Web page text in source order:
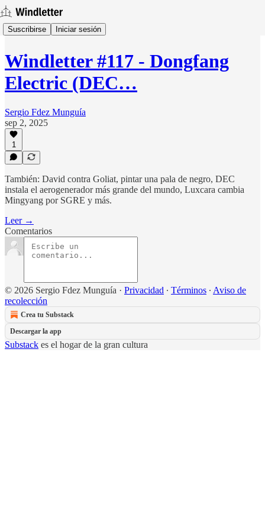
Suscribirse Iniciar sesión
Windletter #117 - Dongfang
Electric (DEC…
Sergio Fdez Munguía
sep 2, 2025
1
También: David contra Goliat, pintar una pala de negro, DEC
instala el aerogenerador más grande del mundo, Luxcara cambia
Mingyang por SGRE y más.
Leer →
Comentarios
© 2026 Sergio Fdez Munguía · Privacidad ∙ Términos ∙ Aviso de
recolección
Crea tu Substack
Descargar la app
Substack es el hogar de la gran cultura